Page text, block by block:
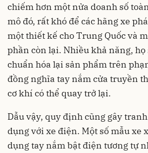
chiếm hơn một nửa doanh số
mô đó, rất khó để các hãng xe
một thiết kế cho Trung Quốc và
phần còn lại. Nhiều khả năng,
chuẩn hóa lại sản phẩm trên
đồng nghĩa tay nắm cửa truyền
cơ khí có thể quay trở lại.
Dẫu vậy, quy định cũng gây
dụng với xe điện. Một số mẫu xe
dụng tay nắm bật điện tương tự